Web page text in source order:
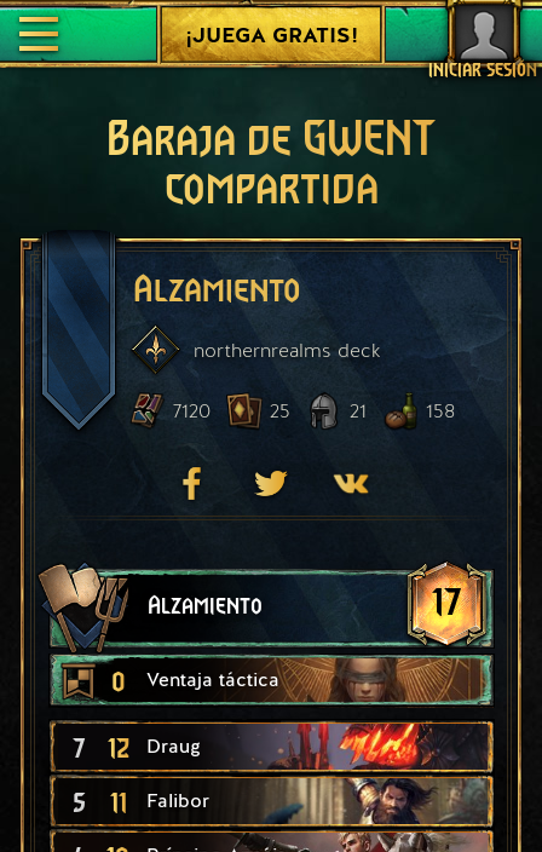
INICIAR SESIÓN
¡JUEGA GRATIS!
Baraja de GWENT
compartida
Alzamiento
northernrealmsdeck
7120 25 21 158
Alzamiento 17
0 Ventaja táctica
7 12 Draug
5 11 Falibor